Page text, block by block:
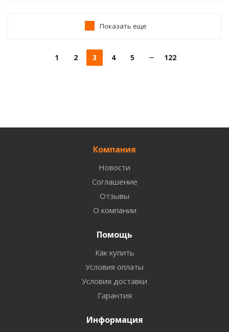
Показать еще
1 2 3 4 5 122
Компания
Новости
Соглашение
Отзывы
О компании
Помощь
Как купить
Условия оплаты
Условия доставки
Гарантия
Информация